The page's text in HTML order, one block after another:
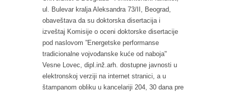
ul. Bulevar kralja Aleksandra 73/II, Beograd,
obaveštava da su doktorska disertacija i
izveštaj Komisije o oceni doktorske disertacije
pod naslovom ”Energetske performanse
tradicionalne vojvođanske kuće od naboja"
Vesne Lovec, dipl.inž.arh. dostupne javnosti u
elektronskoj verziji na internet stranici, a u
štampanom obliku u kancelariji 204, 30 dana pre